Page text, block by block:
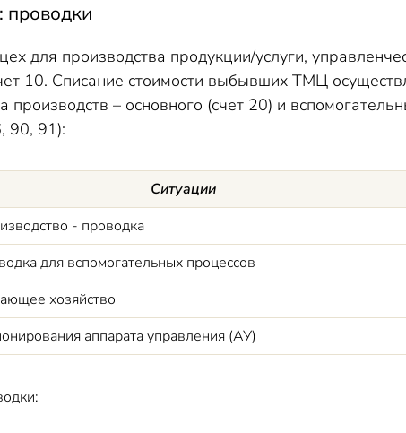
проводки
для производства продукции/услуги,
10. Списание стоимости выбывших ТМЦ
производств – основного (счет 20) и
90, 91):
Ситуации
- проводка
для вспомогательных процессов
хозяйство
аппарата управления (АУ)